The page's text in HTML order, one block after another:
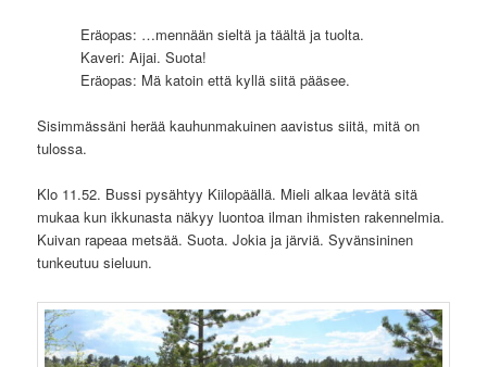
Eräopas: …mennään sieltä ja täältä ja tuolta.
Kaveri: Aijai. Suota!
Eräopas: Mä katoin että kyllä siitä pääsee.
Sisimmässäni herää kauhunmakuinen aavistus siitä, mitä on
tulossa.
Klo 11.52. Bussi pysähtyy Kiilopäällä. Mieli alkaa levätä sitä
mukaa kun ikkunasta näkyy luontoa ilman ihmisten rakennelmia.
Kuivan rapeaa metsää. Suota. Jokia ja järviä. Syvänsininen
tunkeutuu sieluun.